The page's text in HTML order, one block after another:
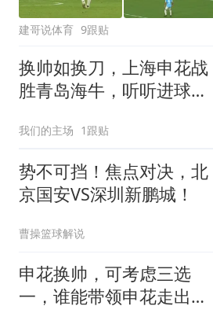
建哥说体育 9跟贴
换帅如换刀，上海申花战
胜青岛海牛，听听进球功
我们的主场 1跟贴
势不可挡！焦点对决，北
京国安VS深圳新鹏城！
曹操篮球解说
申花换帅，可考虑三选
一，谁能带领申花走出低